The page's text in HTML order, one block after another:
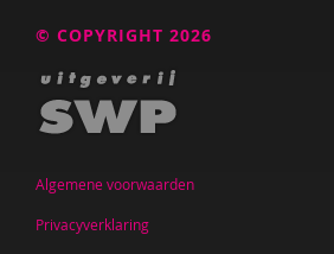
© COPYRIGHT 2026
Algemene voorwaarden
Privacyverklaring